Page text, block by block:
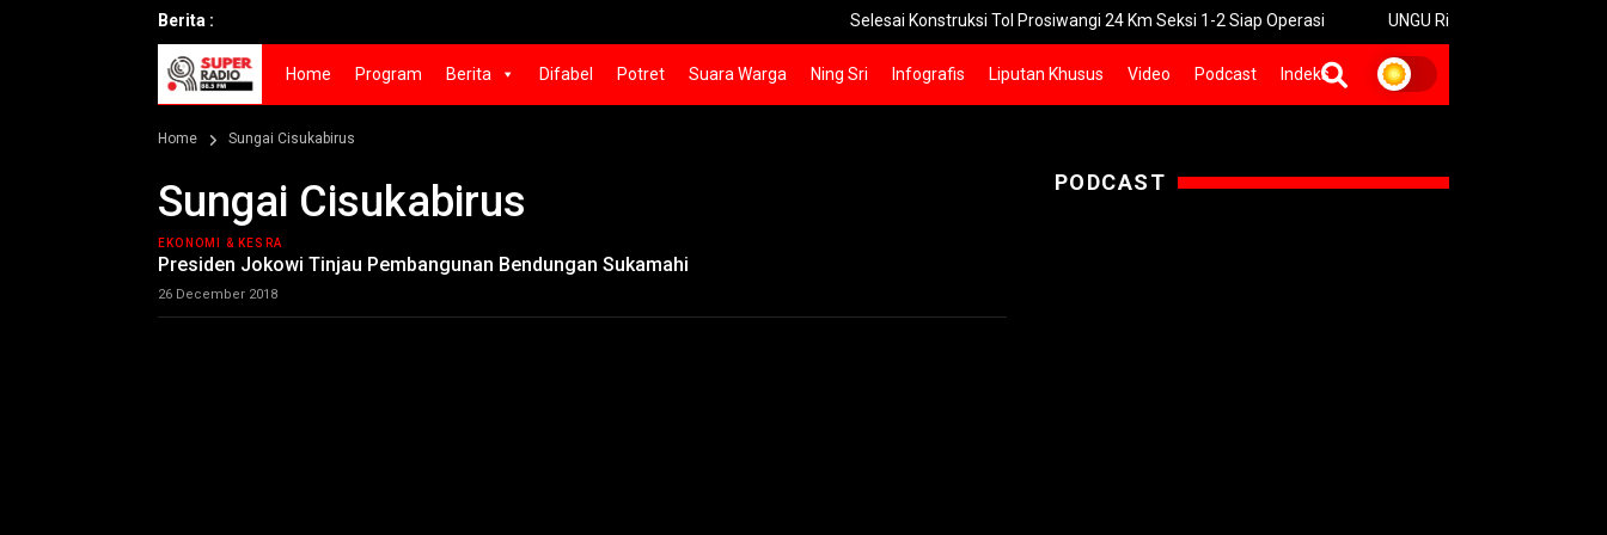
Berita : Selesai Konstruksi Tol Prosiwangi 24 Km Seksi 1-2 Siap Operasi UNGU Rilis Video Musik “Utara-
Home Program Berita Difabel Potret Suara Warga Ning Sri Infografis Liputan Khusus Video Podcast Indeks
Home Sungai Cisukabirus
Sungai Cisukabirus
EKONOMI & KESRA
Presiden Jokowi Tinjau Pembangunan Bendungan Sukamahi
26 December 2018
PODCAST